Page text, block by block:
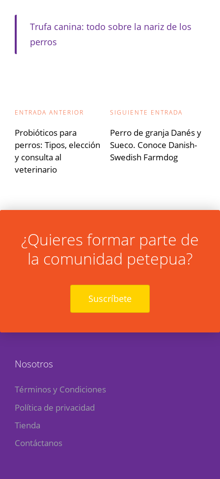
Trufa canina: todo sobre la nariz de los
perros
Navegación
de
entradas
ENTRADA ANTERIOR
Probióticos para
perros: Tipos, elección
y consulta al
veterinario
SIGUIENTE ENTRADA
Perro de granja Danés y
Sueco. Conoce Danish-
Swedish Farmdog
¿Quieres formar parte de
la comunidad petepua?
Suscríbete
Nosotros
Términos y Condiciones
Política de privacidad
Tienda
Contáctanos